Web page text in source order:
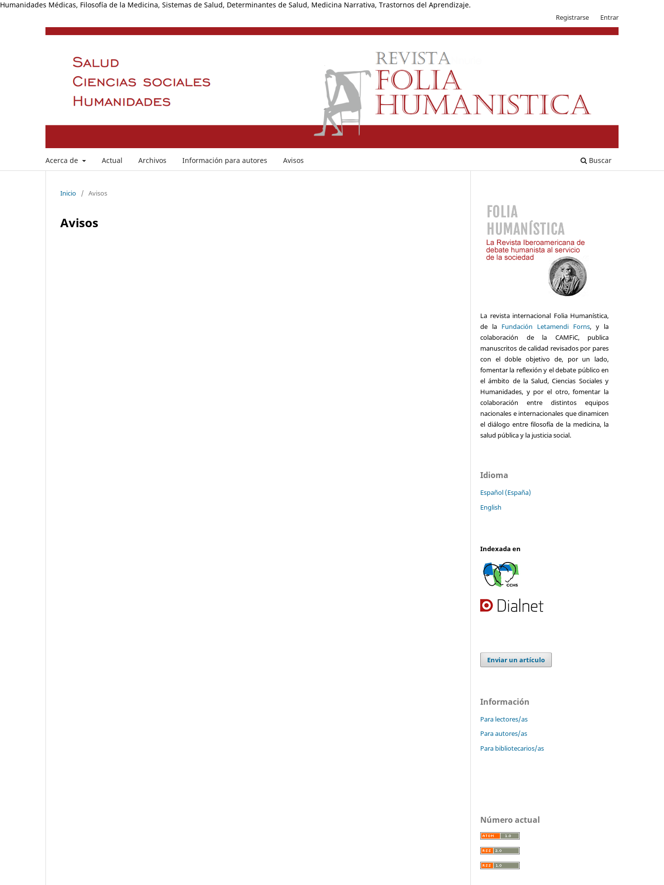
Humanidades Médicas, Filosofía de la Medicina, Sistemas de Salud, Determinantes de Salud, Medicina Narrativa, Trastornos del Aprendizaje.
Acerca de Actual Archivos Información para autores Avisos Buscar
Registrarse Entrar
Inicio / Avisos
Avisos
La revista internacional Folia Humanística,
de la Fundación Letamendi Forns, y la
colaboración de la CAMFiC, publica
manuscritos de calidad revisados por pares
con el doble objetivo de, por un lado,
fomentar la reflexión y el debate público en
el ámbito de la Salud, Ciencias Sociales y
Humanidades, y por el otro, fomentar la
colaboración entre distintos equipos
nacionales e internacionales que dinamicen
el diálogo entre filosofía de la medicina, la
salud pública y la justicia social.
Idioma
Español (España)
English
Indexada en
Enviar un artículo
Información
Para lectores/as
Para autores/as
Para bibliotecarios/as
Número actual